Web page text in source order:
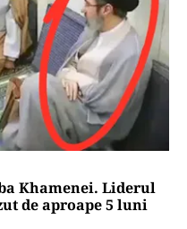
Khamenei. Liderul
de aproape 5 luni